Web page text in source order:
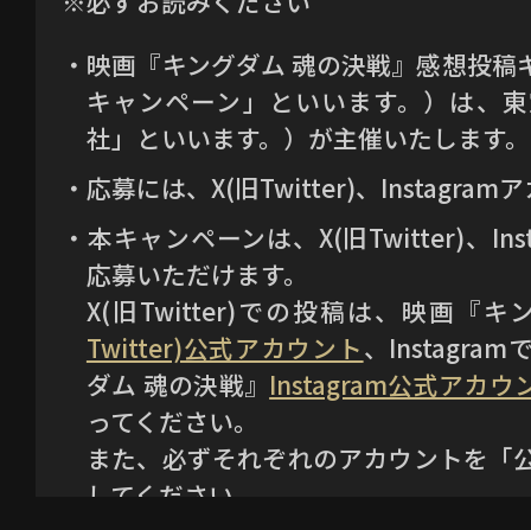
・映画『キングダム 魂の決戦』感想投
キャンペーン」といいます。）は、
社」といいます。）が主催いたします。
・応募には、X(旧Twitter)、Instagram
・本キャンペーンは、X(旧Twitter)、
応募いただけます。
X(旧Twitter)での投稿は、映画『キ
Twitter)公式アカウント、Instagram
ダム 魂の決戦』 Instagram公式アカウ
ってください。
また、必ずそれぞれのアカウントを「
してください。